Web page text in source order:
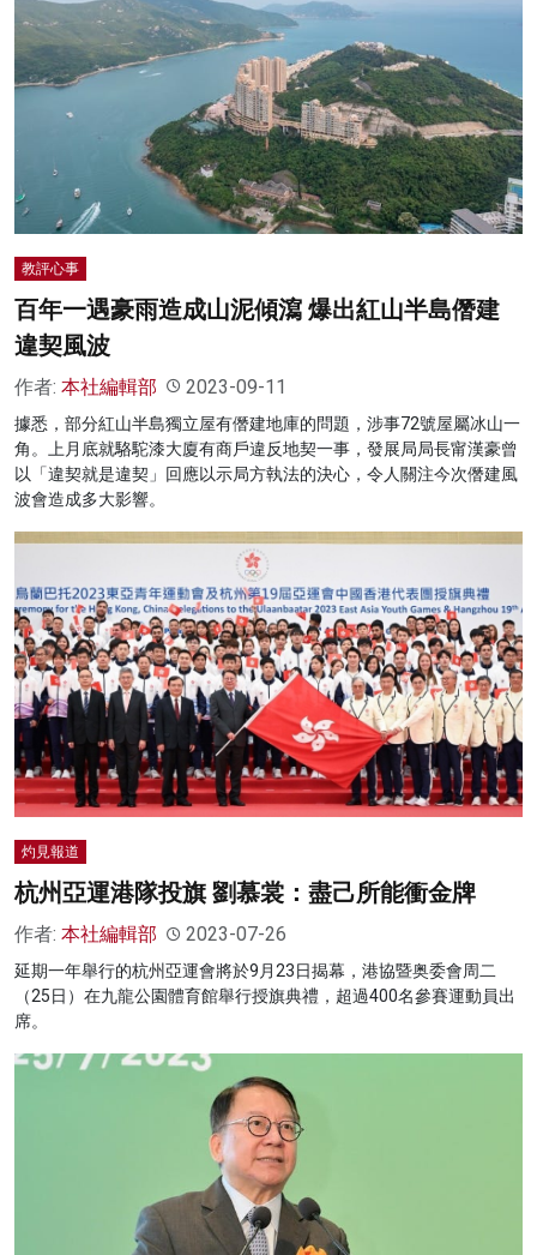
教評心事
百年一遇豪雨造成山泥傾瀉 爆出紅山半島僭建
違契風波
作者: 本社編輯部 2023-09-11
據悉，部分紅山半島獨立屋有僭建地庫的問題，涉事72號屋屬冰山一
角。上月底就駱駝漆大廈有商戶違反地契一事，發展局局長甯漢豪曾
以「違契就是違契」回應以示局方執法的決心，令人關注今次僭建風
波會造成多大影響。
灼見報道
杭州亞運港隊投旗 劉慕裳：盡己所能衝金牌
作者: 本社編輯部 2023-07-26
延期一年舉行的杭州亞運會將於9月23日揭幕，港協暨奥委會周二
（25日）在九龍公園體育館舉行授旗典禮，超過400名參賽運動員出
席。